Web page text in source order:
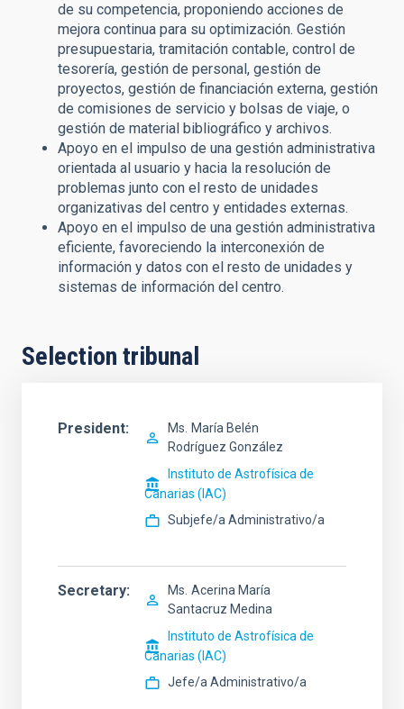
de su competencia, proponiendo acciones de
mejora continua para su optimización. Gestión
presupuestaria, tramitación contable, control de
tesorería, gestión de personal, gestión de
proyectos, gestión de financiación externa, gestión
de comisiones de servicio y bolsas de viaje, o
gestión de material bibliográfico y archivos.
Apoyo en el impulso de una gestión administrativa
orientada al usuario y hacia la resolución de
problemas junto con el resto de unidades
organizativas del centro y entidades externas.
Apoyo en el impulso de una gestión administrativa
eficiente, favoreciendo la interconexión de
información y datos con el resto de unidades y
sistemas de información del centro.
Selection tribunal
President Ms.
María Belén
Rodríguez González
Instituto de Astrofísica de
Canarias (IAC)
Subjefe/a Administrativo/a
Secretary Ms. Acerina María
Santacruz Medina
Instituto de Astrofísica de
Canarias (IAC)
Jefe/a Administrativo/a